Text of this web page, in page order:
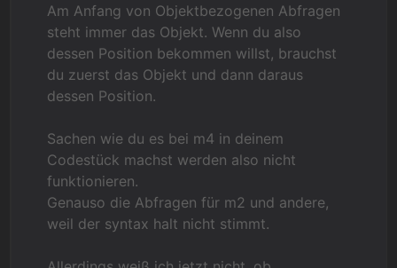
Am Anfang von Objektbezogenen Abfragen
steht immer das Objekt. Wenn du also
dessen Position bekommen willst, brauchst
du zuerst das Objekt und dann daraus
dessen Position.
Sachen wie du es bei m4 in deinem
Codestück machst werden also nicht
funktionieren.
Genauso die Abfragen für m2 und andere,
weil der syntax halt nicht stimmt.